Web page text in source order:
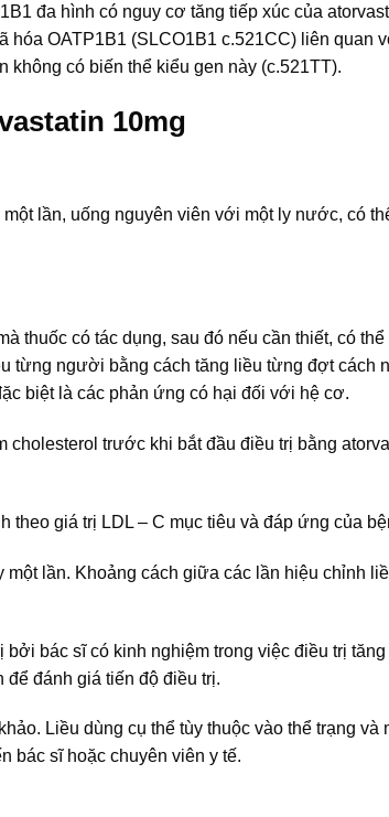
đa hình có nguy cơ tăng tiếp xúc của
OATP1B1 (SLCO1B1 c.521CC) liên quan
không có biến thể kiểu gen này (c.521TT).
10mg
lần, uống nguyên viên với một ly nước, có
thuốc có tác dụng, sau đó nếu cần thiết, có
từng người bằng cách tăng liều từng đợt cách
biệt là các phản ứng có hại đối với hệ cơ.
trước khi bắt đầu điều trị bằng
theo giá trị LDL – C mục tiêu và đáp ứng của
lần. Khoảng cách giữa các lần hiệu chỉnh
bác sĩ có kinh nghiệm trong việc điều trị
đánh giá tiến độ điều trị.
Liều dùng cụ thể tùy thuộc vào thể trạng
bác sĩ hoặc chuyên viên y tế.